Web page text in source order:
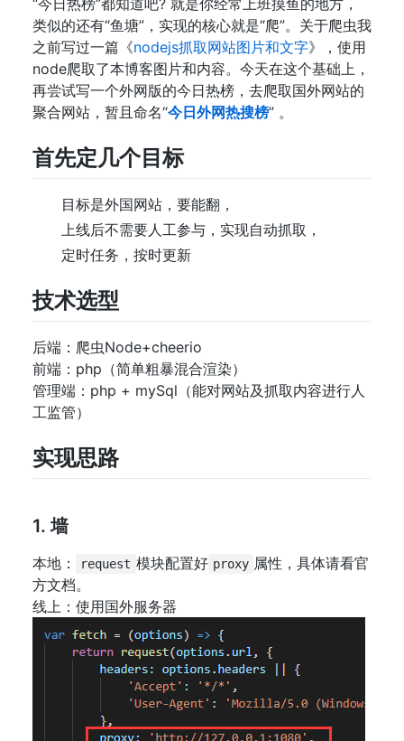
类似的还有“鱼塘”，实现的核心就是“爬”。关于爬虫我
之前写过一篇《nodejs抓取网站图片和文字》，使用
node爬取了本博客图片和内容。今天在这个基础上，
再尝试写一个外网版的今日热榜，去爬取国外网站的
聚合网站，暂且命名“今日外网热搜榜” 。
首先定几个目标
目标是外国网站，要能翻，
上线后不需要人工参与，实现自动抓取，
定时任务，按时更新
技术选型
后端：爬虫Node+cheerio
前端：php（简单粗暴混合渲染）
管理端：php + mySql（能对网站及抓取内容进行人
工监管）
实现思路
1. 墙
本地： request 模块配置好 proxy 属性，具体请看官
方文档。
线上：使用国外服务器